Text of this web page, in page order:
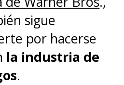
sigue
por hacerse
la industria de
.